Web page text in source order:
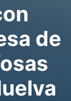
de